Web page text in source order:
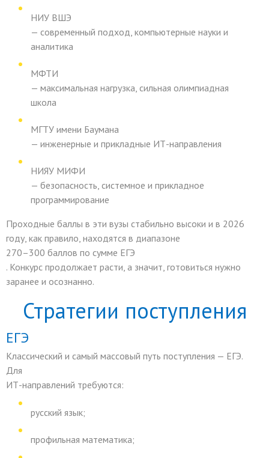
НИУ ВШЭ
— современный подход, компьютерные науки и
аналитика
МФТИ
— максимальная нагрузка, сильная олимпиадная
школа
МГТУ имени Баумана
— инженерные и прикладные ИТ-направления
НИЯУ МИФИ
— безопасность, системное и прикладное
программирование
Проходные баллы в эти вузы стабильно высоки и в 2026
году, как правило, находятся в диапазоне
270–300 баллов по сумме ЕГЭ
. Конкурс продолжает расти, а значит, готовиться нужно
заранее и осознанно.
Стратегии поступления
ЕГЭ
Классический и самый массовый путь поступления — ЕГЭ.
Для
ИТ-направлений требуются:
русский язык;
профильная математика;